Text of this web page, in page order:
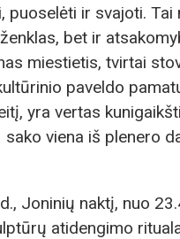
puoselėti ir svajoti. Tai
bet ir
miestietis, tvirtai
paveldo
yra vertas
sako viena iš plenero
Joninių naktį, nuo
atidengimo